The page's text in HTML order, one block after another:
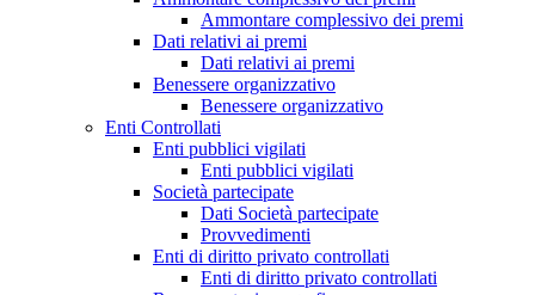
Ammontare complessivo dei premi
Dati relativi ai premi
Dati relativi ai premi
Benessere organizzativo
Benessere organizzativo
Enti Controllati
Enti pubblici vigilati
Enti pubblici vigilati
Società partecipate
Dati Società partecipate
Provvedimenti
Enti di diritto privato controllati
Enti di diritto privato controllati